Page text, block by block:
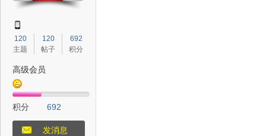
120
主题
120
帖子
692
积分
高级会员
积分 692
发消息